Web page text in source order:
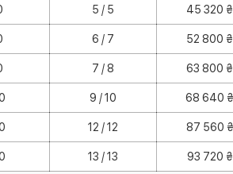
5 / 5 45 320 ₴
6 / 7 52 800 ₴
7 / 8 63 800 ₴
9 / 10 68 640 ₴
12 / 12 87 560 ₴
13 / 13 93 720 ₴